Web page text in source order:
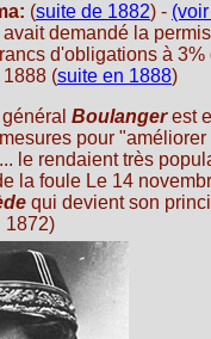
(suite de 1882) -
demandé la
d'obligations à
(suite en 1888)
Boulangerest
pour
le rendaient très
la foule Le 14
qui devient son
1872)